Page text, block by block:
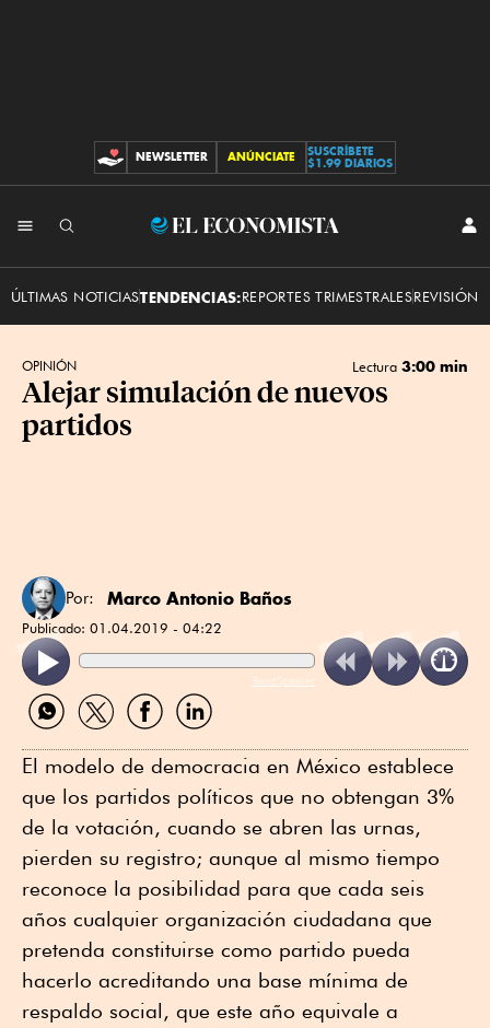
CONTRIBUCIONES
NEWSLETTER ANÚNCIATE
SUSCRÍBETE
$1.99 DIARIOS
El
ÚLTIMAS NOTICIASTENDENCIAS:REPORTES TRIMESTRALESREVISIÓN
OPINIÓN Lectura 3:00 min
Alejar simulación de nuevos
partidos
Por: Marco Antonio Baños
Publicado: 01.04.2019 - 04:22
ReadSpeaker
Compartir
por
Compartir
por
Compartir
por
Compartir
por
El modelo de democracia en México establece
que los partidos políticos que no obtengan 3%
de la votación, cuando se abren las urnas,
pierden su registro; aunque al mismo tiempo
reconoce la posibilidad para que cada seis
años cualquier organización ciudadana que
pretenda constituirse como partido pueda
hacerlo acreditando una base mínima de
respaldo social, que este año equivale a